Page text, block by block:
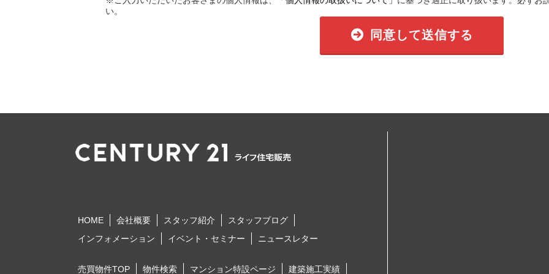
い。
同意して送信する
HOME 会社概要 スタッフ紹介
スタッフブログ
インフォメーション
イベント・セミナー ニュースレター
売買物件TOP 物件検索 マンション特設ページ 建築施工実績